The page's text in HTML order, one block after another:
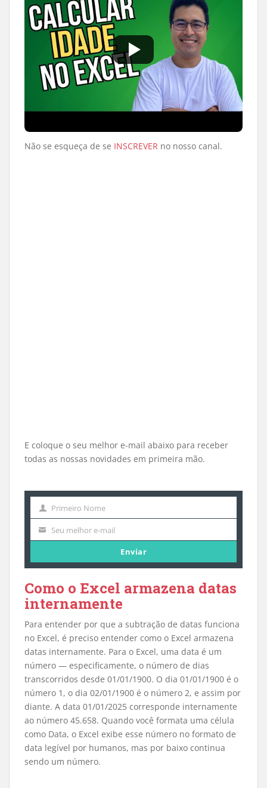
Quer aprender Excel de verdade, do
zero ao avançado?
Conheça o Curso Excel pra Ontem — aulas
práticas, direto ao ponto, sem enrolação.
Do zero ao avançado, no seu ritmo
Conhecer o curso →
Não se esqueça de se INSCREVER no nosso canal.
E coloque o seu melhor e-mail abaixo para receber
todas as nossas novidades em primeira mão.
Primeiro
Nome
Primeiro Nome
Seu
Seu melhor e-mail
Enviar
Como o Excel armazena datas
internamente
Para entender por que a subtração de datas funciona
no Excel, é preciso entender como o Excel armazena
datas internamente. Para o Excel, uma data é um
número — especificamente, o número de dias
transcorridos desde 01/01/1900. O dia 01/01/1900 é o
número 1, o dia 02/01/1900 é o número 2, e assim por
diante. A data 01/01/2025 corresponde internamente
ao número 45.658. Quando você formata uma célula
como Data, o Excel exibe esse número no formato de
data legível por humanos, mas por baixo continua
sendo um número.